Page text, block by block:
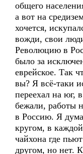
общего
а вот на
хочется,
вожди, свои
Революцию в
было за
еврейское. Так
вы? Я всё-таки
переехал на юг,
бежали, работы
в Россию. Я
кругом, в
чайхона где
другом, но нет.